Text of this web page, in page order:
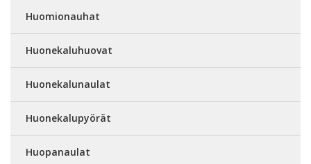
Huomionauhat
Huonekaluhuovat
Huonekalunaulat
Huonekalupyörät
Huopanaulat